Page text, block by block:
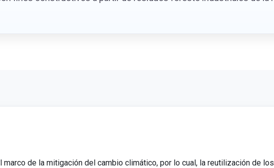
de la mitigación del cambio climático, por lo cual, la reutilización de